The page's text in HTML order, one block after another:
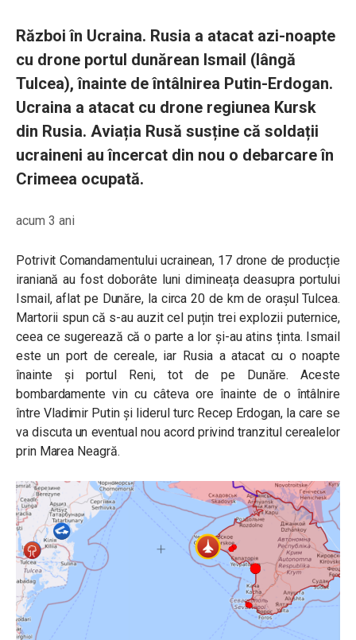
Război în Ucraina. Rusia a atacat azi-noapte
cu drone portul dunărean Ismail (lângă
Tulcea), înainte de întâlnirea Putin-Erdogan.
Ucraina a atacat cu drone regiunea Kursk
din Rusia. Aviația Rusă susține că soldații
ucraineni au încercat din nou o debarcare în
Crimeea ocupată.
acum 3 ani
Potrivit Comandamentului ucrainean, 17 drone de producție
iraniană au fost doborâte luni dimineața deasupra portului
Ismail, aflat pe Dunăre, la circa 20 de km de orașul Tulcea.
Martorii spun că s-au auzit cel puțin trei explozii puternice,
ceea ce sugerează că o parte a lor și-au atins ținta. Ismail
este un port de cereale, iar Rusia a atacat cu o noapte
înainte și portul Reni, tot de pe Dunăre. Aceste
bombardamente vin cu câteva ore înainte de o întâlnire
între Vladimir Putin și liderul turc Recep Erdogan, la care se
va discuta un eventual nou acord privind tranzitul cerealelor
prin Marea Neagră.